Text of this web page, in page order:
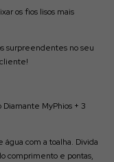
os fios lisos mais
surpreendentes no seu
Diamante MyPhios + 3
água com a toalha. Divida
comprimento e pontas,